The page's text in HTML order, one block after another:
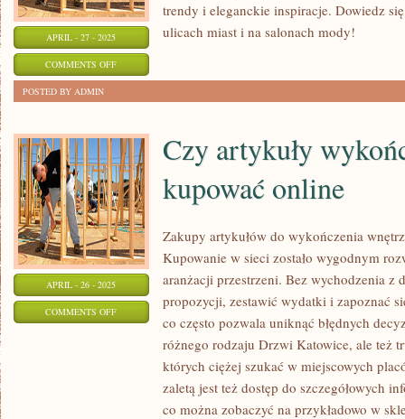
APRIL - 27 - 2025
COMMENTS OFFON
TRENDY:
RAPORT
Z
MODA
I
STYL
BLOG
trendy i eleganckie inspiracje. Dowiedz
ulicach miast i na salonach mody!
POSTED BY ADMIN
APRIL - 26 - 2025
COMMENTS OFFON
WYKOŃCZENIOWE
Czy artykuły
kupować online
Zakupy artykułów do wykończenia
Kupowanie w sieci zostało wygodnym
aranżacji przestrzeni. Bez wychodzenia z
propozycji, zestawić wydatki i zapoznać
co często pozwala uniknąć błędnych
różnego rodzaju Drzwi Katowice, ale też
których ciężej szukać w miejscowych
zaletą jest też dostęp do szczegółowych
co można zobaczyć na przykładowo w